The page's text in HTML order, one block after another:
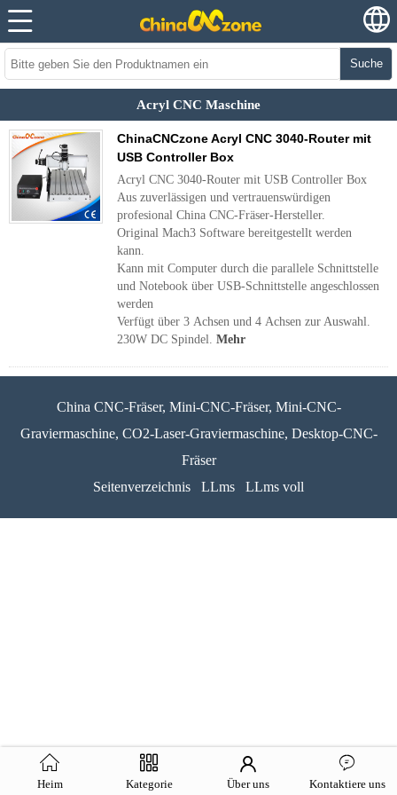
Suche
Acryl CNC Maschine
ChinaCNCzone Acryl CNC 3040-Router mit
USB Controller Box
Acryl CNC 3040-Router mit USB Controller Box
Aus zuverlässigen und vertrauenswürdigen
profesional China CNC-Fräser-Hersteller.
Original Mach3 Software bereitgestellt werden
kann.
Kann mit Computer durch die parallele Schnittstelle
und Notebook über USB-Schnittstelle angeschlossen
werden
Verfügt über 3 Achsen und 4 Achsen zur Auswahl.
230W DC Spindel. Mehr
China CNC-Fräser, Mini-CNC-Fräser, Mini-CNC-
Graviermaschine, CO2-Laser-Graviermaschine, Desktop-CNC-
Fräser
Seitenverzeichnis
LLms LLms voll
Heim Kategorie Über uns Kontaktiere uns